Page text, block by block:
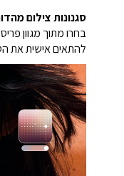
סגנונות צילום
בחרו מתוך מגוון
להתאים אישית את